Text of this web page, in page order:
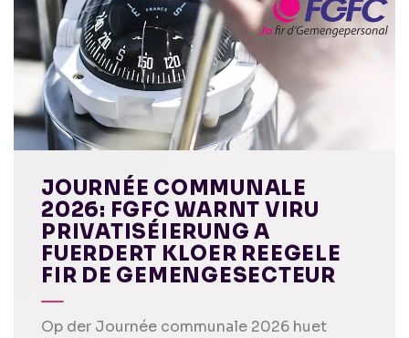
JOURNÉE COMMUNALE
2026: FGFC WARNT VIRU
PRIVATISÉIERUNG A
FUERDERT KLOER REEGELE
FIR DE GEMENGESECTEUR
Op der Journée communale 2026 huet